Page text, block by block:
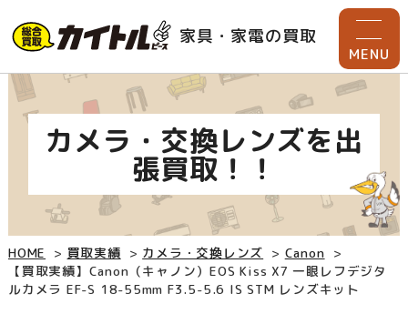
家具・家電の買取
MENU
カメラ・交換レンズを出
張買取！！
HOME 買取実績 カメラ・交換レンズ
Canon
【買取実績】Canon（キャノン）EOS Kiss X7 一眼レフデジタ
ルカメラ EF-S 18-55mm F3.5-5.6 IS STM レンズキット